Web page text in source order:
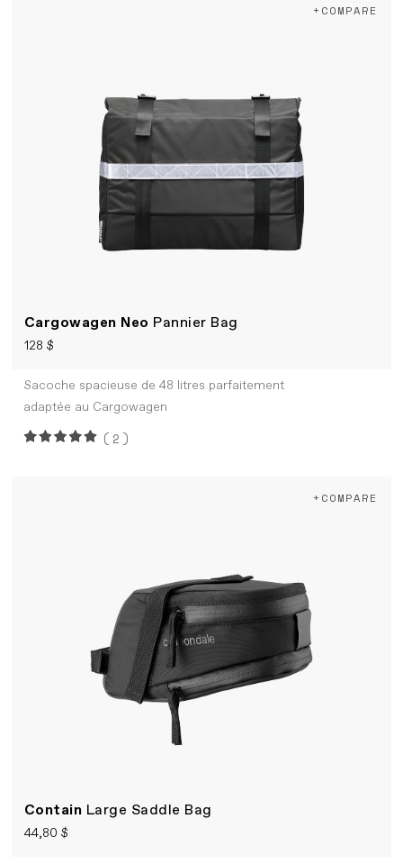
Cargowagen Neo Pannier Bag
128 $
+COMPARE
Sacoche spacieuse de 48 litres parfaitement
adaptée au Cargowagen
(2)
Contain Large Saddle Bag
44,80 $
+COMPARE